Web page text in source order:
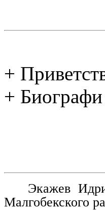
+
+ Биографи
Экажев
Малгобекского